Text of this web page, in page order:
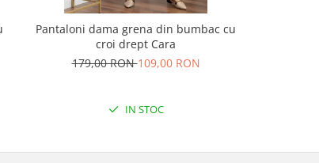
Pantaloni dama grena din bumbac cu
croi drept Cara
179,00 RON109,00 RON
IN STOC